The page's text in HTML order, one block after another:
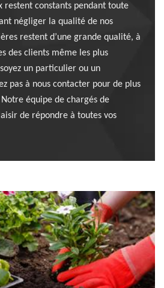
restent constants pendant toute
négliger la qualité de nos
restent d’une grande qualité, à
des clients même les plus
un particulier ou un
pas à nous contacter pour de plus
équipe de chargés de
de répondre à toutes vos